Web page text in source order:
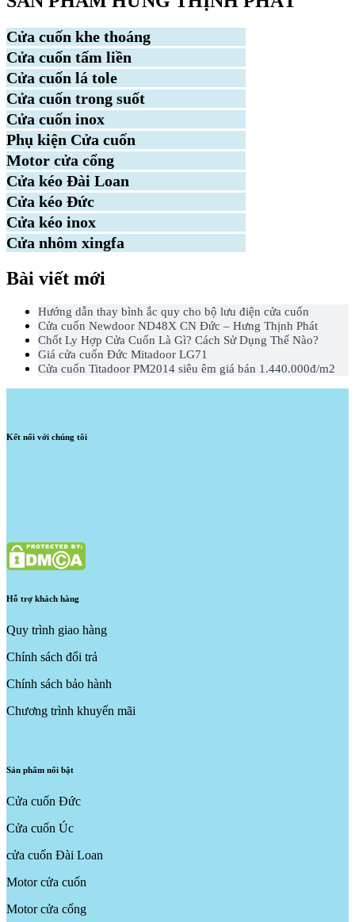
Cửa cuốn khe thoáng
Cửa cuốn tấm liền
Cửa cuốn lá tole
Cửa cuốn trong suốt
Cửa cuốn inox
Phụ kiện Cửa cuốn
Motor cửa cổng
Cửa kéo Đài Loan
Cửa kéo Đức
Cửa kéo inox
Cửa nhôm xingfa
Bài viết mới
Hướng dẫn thay bình ắc quy cho bộ lưu điện cửa cuốn
Cửa cuốn Newdoor ND48X CN Đức – Hưng Thịnh Phát
Chốt Ly Hợp Cửa Cuốn Là Gì? Cách Sử Dụng Thế Nào?
Giá cửa cuốn Đức Mitadoor LG71
Cửa cuốn Titadoor PM2014 siêu êm giá bán 1.440.000đ/m2
Kết nối với chúng tôi
Hỗ trợ khách hàng
Quy trình giao hàng
Chính sách đổi trả
Chính sách bảo hành
Chương trình khuyến mãi
Sản phẩm nổi bật
Cửa cuốn Đức
Cửa cuốn Úc
cửa cuốn Đài Loan
Motor cửa cuốn
Motor cửa cổng